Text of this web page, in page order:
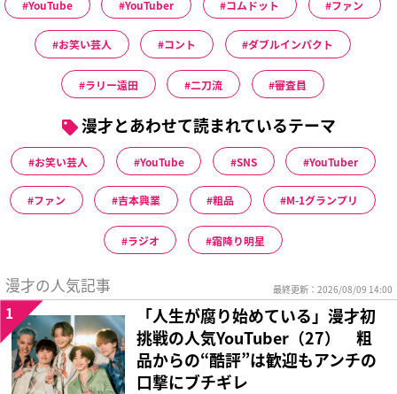
YouTube YouTuber コムドット ファン
お笑い芸人 コント ダブルインパクト
ラリー遠田 二刀流 審査員
漫才とあわせて読まれているテーマ
お笑い芸人 YouTube SNS YouTuber
ファン 吉本興業 粗品 M-1グランプリ
ラジオ 霜降り明星
漫才の人気記事 最終更新：2026/08/09 14:00
「人生が腐り始めている」漫才初
挑戦の人気YouTuber（27） 粗
品からの“酷評”は歓迎もアンチの
口撃にブチギレ
1